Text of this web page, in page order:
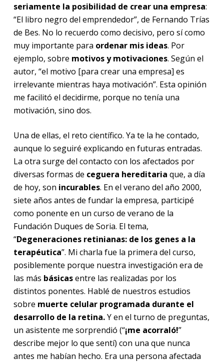
seriamente la posibilidad de crear una empresa:
“El libro negro del emprendedor”, de Fernando Trías
de Bes. No lo recuerdo como decisivo, pero sí como
muy importante para ordenar mis ideas. Por
ejemplo, sobre motivos y motivaciones. Según el
autor, “el motivo [para crear una empresa] es
irrelevante mientras haya motivación”. Esta opinión
me facilitó el decidirme, porque no tenía una
motivación, sino dos.
Una de ellas, el reto científico. Ya te la he contado,
aunque lo seguiré explicando en futuras entradas.
La otra surge del contacto con los afectados por
diversas formas de ceguera hereditaria que, a día
de hoy, son incurables. En el verano del año 2000,
siete años antes de fundar la empresa, participé
como ponente en un curso de verano de la
Fundación Duques de Soria. El tema,
“Degeneraciones retinianas: de los genes a la
terapéutica”. Mi charla fue la primera del curso,
posiblemente porque nuestra investigación era de
las más básicasentre las realizadas por los
distintos ponentes. Hablé de nuestros estudios
sobre muerte celular programada durante el
desarrollo de la retina.Y en el turno de preguntas,
un asistente me sorprendió (“¡me acorraló!”
describe mejor lo que sentí) con una que nunca
antes me habían hecho. Era una persona afectada